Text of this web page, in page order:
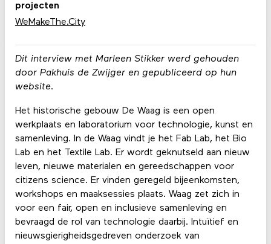
Dit interview met Marleen Stikker werd gehouden
door Pakhuis de Zwijger en gepubliceerd op hun
website.
Het historische gebouw De Waag is een open
werkplaats en laboratorium voor technologie, kunst en
samenleving. In de Waag vindt je het Fab Lab, het Bio
Lab en het Textile Lab. Er wordt geknutseld aan nieuw
leven, nieuwe materialen en gereedschappen voor
citizens science. Er vinden geregeld bijeenkomsten,
workshops en maaksessies plaats. Waag zet zich in
voor een fair, open en inclusieve samenleving en
bevraagd de rol van technologie daarbij. Intuïtief en
nieuwsgierigheidsgedreven onderzoek van
projecten
WeMakeThe.City